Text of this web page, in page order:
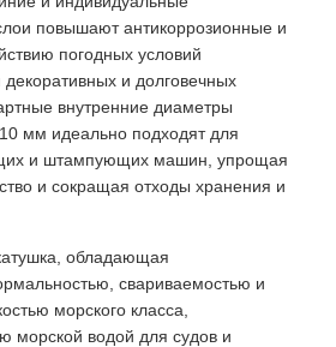
повышают антикоррозионные и
погодных условий
декоративных и долговечных
внутренние диаметры
мм идеально подходят для
и штампующих машин, упрощая
и сокращая отходы хранения и
обладающая
свариваемостью и
морского класса,
морской водой для судов и